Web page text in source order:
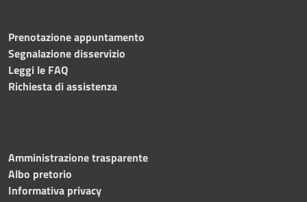
Prenotazione appuntamento
Segnalazione disservizio
Leggi le FAQ
Richiesta di assistenza
Amministrazione trasparente
Albo pretorio
Informativa privacy